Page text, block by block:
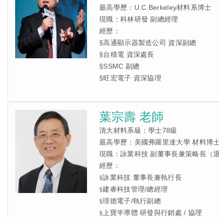
最高學歷：U.C.Berkeley材料系博士
現職：科林研發 副總經理
經歷：
§高通顯示器製造公司 資深副總
§台積電 資深處長
§SSMC 副總
§旺宏電子 資深協理
葉宗壽 老師
清大材料系級：學士78級
最高學歷：美國弗羅里達大學 材料博
現職：詠業科技 副董事長兼策略長（
經歷：
§詠業科技 董事長兼執行長
§建睿科技管理/總經理
§璟德電子/執行副總
§ 上寶半導體 研發與行銷處 / 協理